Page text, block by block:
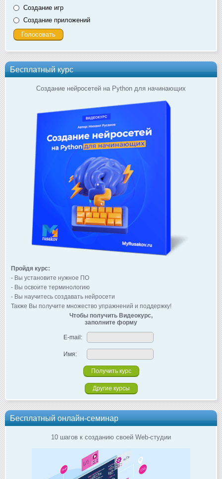
Создание игр
Создание приложений
Бесплатный курс
Создание нейросетей на Python для начинающих
Пройдя курс:
- Вы установите нужное ПО
- Вы освоите терминологию
- Вы научитесь создавать нейросети
Также Вы получите множество упражнений и поддержку!
Чтобы получить Видеокурс,
заполните форму
E-mail:
Имя:
Другие курсы
Бесплатный онлайн-семинар
10 шагов к созданию своей Web-студии